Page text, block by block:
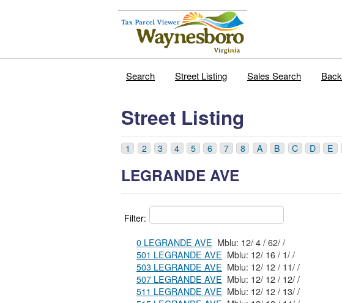
Search Street Listing Sales Search Back
Street Listing
1 2 3 4 5 6 7 8 A B C D E
LEGRANDE AVE
Filter:
0 LEGRANDE AVE
Mblu: 12/ 4 / 62/ /
501 LEGRANDE AVE Mblu: 12/ 16 / 1/ /
503 LEGRANDE AVE
Mblu: 12/ 12 / 11/ /
507 LEGRANDE AVE
Mblu: 12/ 12 / 12/ /
511 LEGRANDE AVE
Mblu: 12/ 12 / 13/ /